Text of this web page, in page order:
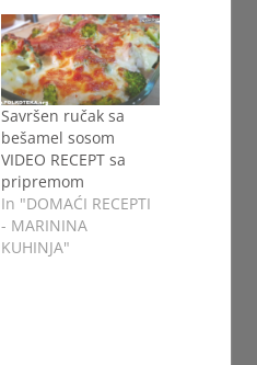
Savršen ručak sa
bešamel sosom
VIDEO RECEPT sa
pripremom
In "DOMAĆI RECEPTI
- MARININA
KUHINJA"